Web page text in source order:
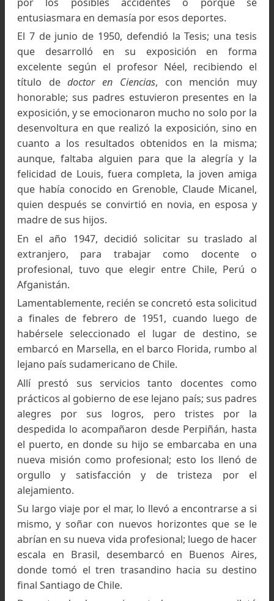
práctica de este deporte.
Para obtener datos de interés glaciológico, Louis
Lliboutry propuso la creación de un refugio
cerca de la mina La Disputada de Las Condes (4.320
mts.).
Foto: Colección de la familia Lliboutry, del libro El
hombre que descifró los glaciares
El sol de primavera que fusiona y
superficie del terreno nevado consolidaba
superficie y permitía un mejor descenso,
práctica de una técnica más segura, lo
fascinaba hacerlo en esta época, el cual
tanto el largo y fatigado ascenso, como el
descenso de regreso, por pendientes que
permitían realizar una mejor técnica,
depurada.
El profesor Néel, controlaba permanentemente
avance en su tesis que le había
desarrollar, aunque le preocupaba, las prácticas
los deportes de montaña, y no miraba con
ojos la práctica tanto del alpinismo, como del
que desarrollaba Louis.